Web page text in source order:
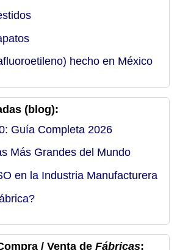
hecho en México
(blog):
Guía Completa 2026
Más Grandes del Mundo
en la Industria Manufacturera
/ Venta de Fábricas: